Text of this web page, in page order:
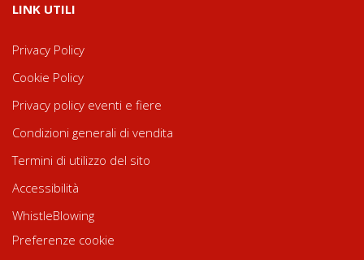
LINK UTILI
Privacy Policy
Cookie Policy
Privacy policy eventi e fiere
Condizioni generali di vendita
Termini di utilizzo del sito
Accessibilità
WhistleBlowing
Preferenze cookie